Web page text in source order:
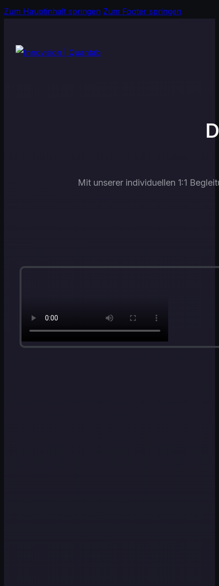
Zum Hauptinhalt springen Zum Footer springen
Mit unserer individuellen 1:1